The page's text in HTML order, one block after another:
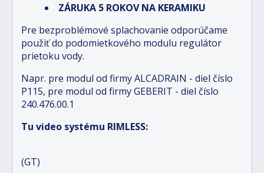
ZÁRUKA 5 ROKOV NA KERAMIKU
Pre bezproblémové splachovanie odporúčame
použiť do podomietkového modulu regulátor
prietoku vody.
Napr. pre modul od firmy ALCADRAIN - diel číslo
P115, pre modul od firmy GEBERIT - diel číslo
240.476.00.1
Tu video systému RIMLESS:
(GT)